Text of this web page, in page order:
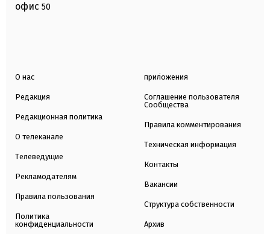
офис 50
О нас
Редакция
Редакционная политика
О телеканале
Телеведущие
Рекламодателям
Правила пользования
Политика
конфиденциальности
приложения
Соглашение пользователя
Сообщества
Правила комментирования
Техническая информация
Контакты
Вакансии
Структура собственности
Архив